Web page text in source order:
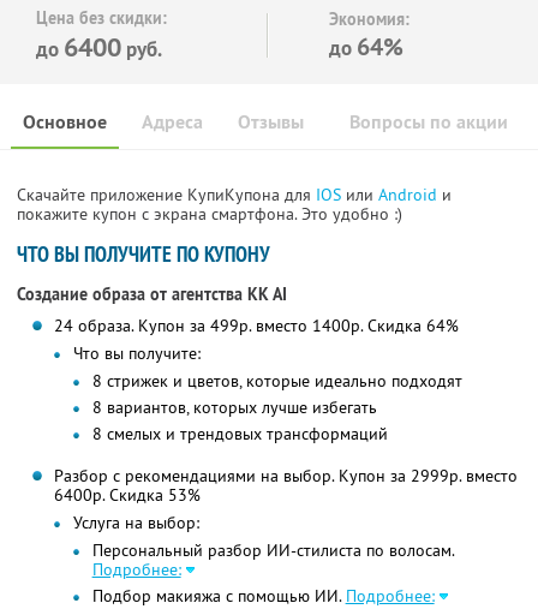
Цена без скидки:
до 6400 руб.
Экономия:
до 64%
Основное Отзывы Вопросы по акции
Адреса
Скачайте приложение КупиКупона для IOS или Android и
покажите купон с экрана смартфона. Это удобно :)
ЧТО ВЫ ПОЛУЧИТЕ ПО КУПОНУ
Создание образа от агентства KK AI
24 образа. Купон за 499р. вместо 1400р. Скидка 64%
Что вы получите:
8 стрижек и цветов, которые идеально подходят
8 вариантов, которых лучше избегать
8 смелых и трендовых трансформаций
Разбор с рекомендациями на выбор. Купон за 2999р. вместо
6400р. Скидка 53%
Услуга на выбор:
Персональный разбор ИИ-стилиста по волосам.
Подробнее:
Подбор макияжа с помощью ИИ. Подробнее: